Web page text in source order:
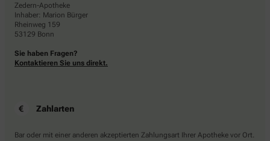
Zedern-Apotheke
Inhaber: Marion Bürger
Rheinweg 159
53129 Bonn
Sie haben Fragen?
Kontaktieren Sie uns direkt.
Zahlarten
Bar oder mit einer anderen akzeptierten Zahlungsart Ihrer Apotheke vor Ort.